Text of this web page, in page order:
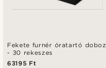
Fekete furnér óratartó doboz
- 30 rekeszes
63195 Ft